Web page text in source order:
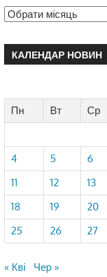
КАЛЕНДАР НОВИН
Пн
Вт Ср
4
5 6
11
12 13
18
19 20
25
26 27
« Кві Чер »